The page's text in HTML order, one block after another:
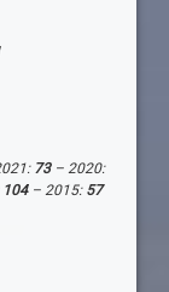
73– 2020:
104– 2015: 57